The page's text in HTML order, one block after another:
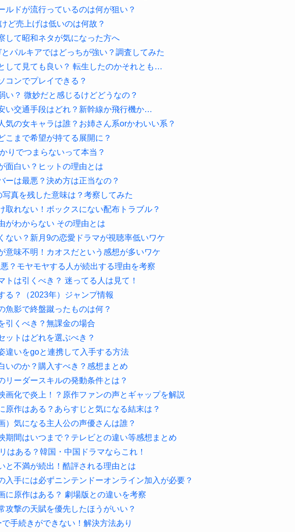
ルドが流行っているのは何が狙い？
ど売上げは低いのは何故？
して昭和ネタが気になった方へ
パルキアではどっちが強い？調査してみた
して見ても良い？ 転生したのかそれとも…
コンでプレイできる？
い？ 微妙だと感じるけどどうなの？
い交通手段はどれ？新幹線か飛行機か…
気の女キャラは誰？お姉さん系orかわいい系？
こまで希望が持てる展開に？
りでつまらないって本当？
面白い？ヒットの理由とは
ーは最悪？決め方は正当なの？
真を残した意味は？考察してみた
取れない！ボックスにない配布トラブル？
がわからない その理由とは
ない？新月9の恋愛ドラマが視聴率低いワケ
意味不明！カオスだという感想が多いワケ
？モヤモヤする人が続出する理由を考察
トは引くべき？ 迷ってる人は見て！
る？（2023年）ジャンプ情報
魚影で終盤蹴ったものは何？
引くべき？無課金の場合
ットはどれを選ぶべき？
違いをgoと連携して入手する方法
いのか？購入すべき？感想まとめ
リーダースキルの発動条件とは？
画化で炎上！？原作ファンの声とギャップを解説
原作はある？あらすじと気になる結末は？
）気になる主人公の声優さんは誰？
期間はいつまで？テレビとの違い等感想まとめ
はある？韓国・中国ドラマならこれ！
と不満が続出！酷評される理由とは
入手には必ずニンテンドーオンライン加入が必要？
に原作はある？ 劇場版との違いを考察
攻撃の天賦を優先したほうがいい？
手続きができない！解決方法あり